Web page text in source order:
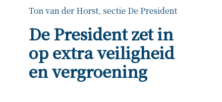
Ton van der Horst, sectie De President
De President zet in
op extra veiligheid
en vergroening